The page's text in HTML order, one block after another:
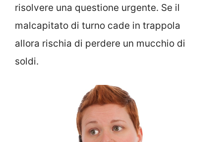
risolvere una questione urgente. Se il
malcapitato di turno cade in trappola
allora rischia di perdere un mucchio di
soldi.